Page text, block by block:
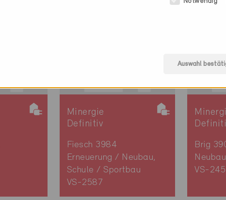
Minergie
Definitiv
Fiesch 3984
Erneuerung / Neubau,
Schule / Sportbau
VS-2587
Brig
VS-
Auswahl